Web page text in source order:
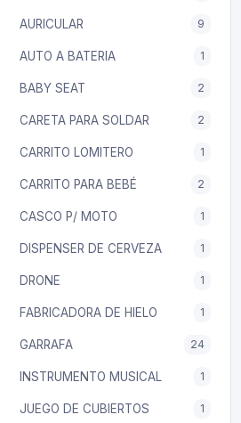
AURICULAR 9
AUTO A BATERIA 1
BABY SEAT 2
CARETA PARA SOLDAR 2
CARRITO LOMITERO 1
CARRITO PARA BEBÉ 2
CASCO P/ MOTO 1
DISPENSER DE CERVEZA 1
DRONE 1
FABRICADORA DE HIELO 1
GARRAFA 24
INSTRUMENTO MUSICAL 1
JUEGO DE CUBIERTOS 1